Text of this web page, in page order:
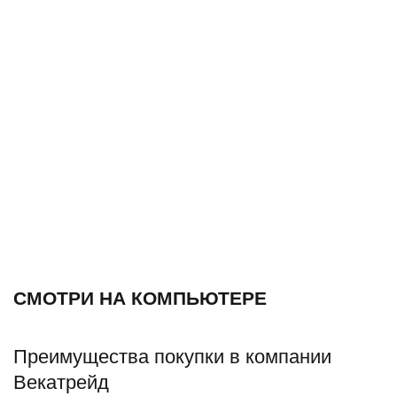
СМОТРИ НА КОМПЬЮТЕРЕ
Преимущества покупки в компании
Векатрейд